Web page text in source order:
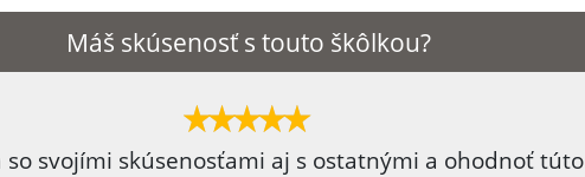
Máš skúsenosť s touto škôlkou?
so svojími skúsenosťami aj s ostatnými a ohodnoť túto